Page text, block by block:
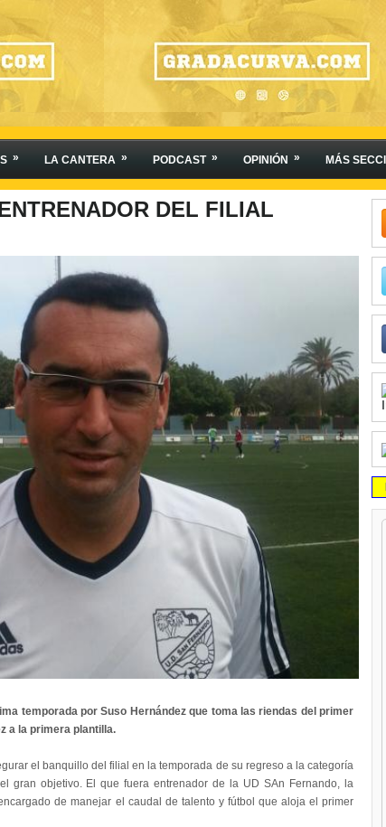
» LA CANTERA » PODCAST » OPINIÓN » MÁS
DEL FILIAL
temporada por Suso Hernández que toma las riendas del primer
a la primera plantilla.
el banquillo del filial en la temporada de su regreso a la categoría
gran objetivo. El que fuera entrenador de la UD SAn Fernando, la
de manejar el caudal de talento y fútbol que aloja el primer